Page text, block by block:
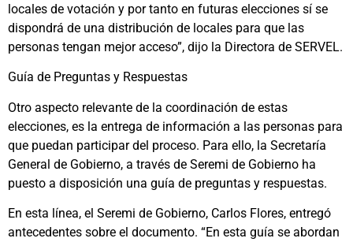
locales de votación y por tanto en futuras elecciones sí se
dispondrá de una distribución de locales para que las
personas tengan mejor acceso”, dijo la Directora de SERVEL.
Guía de Preguntas y Respuestas
Otro aspecto relevante de la coordinación de estas
elecciones, es la entrega de información a las personas para
que puedan participar del proceso. Para ello, la Secretaría
General de Gobierno, a través de Seremi de Gobierno ha
puesto a disposición una guía de preguntas y respuestas.
En esta línea, el Seremi de Gobierno, Carlos Flores, entregó
antecedentes sobre el documento. “En esta guía se abordan